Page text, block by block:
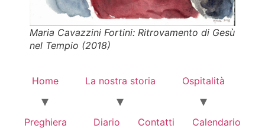
Maria Cavazzini Fortini: Ritrovamento di Gesù
nel Tempio (2018)
Home La nostra storia Ospitalità
Preghiera Diario Contatti Calendario